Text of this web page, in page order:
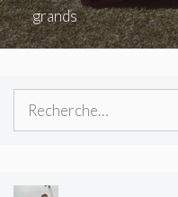
grands
Rechercher :